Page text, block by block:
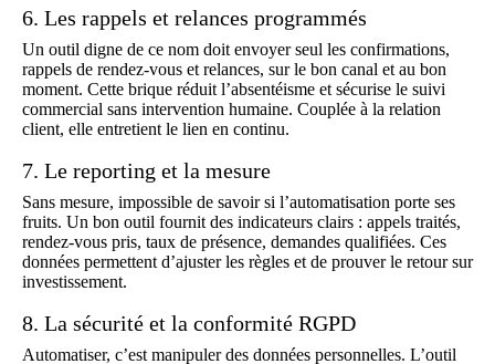
6. Les rappels et relances programmés
Un outil digne de ce nom doit envoyer seul les confirmations,
rappels de rendez-vous et relances, sur le bon canal et au bon
moment. Cette brique réduit l’absentéisme et sécurise le suivi
commercial sans intervention humaine. Couplée à la relation
client, elle entretient le lien en continu.
7. Le reporting et la mesure
Sans mesure, impossible de savoir si l’automatisation porte ses
fruits. Un bon outil fournit des indicateurs clairs : appels traités,
rendez-vous pris, taux de présence, demandes qualifiées. Ces
données permettent d’ajuster les règles et de prouver le retour sur
investissement.
8. La sécurité et la conformité RGPD
Automatiser, c’est manipuler des données personnelles. L’outil